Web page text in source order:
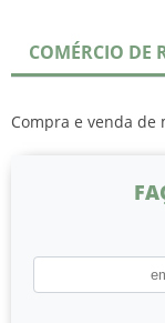
COMÉRCIO DE
Compra e venda de